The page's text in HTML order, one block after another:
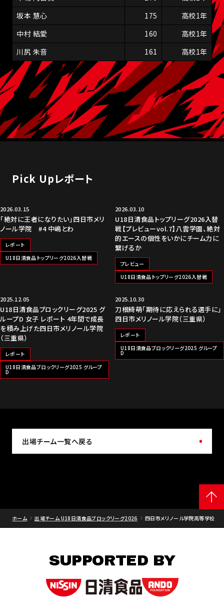
坂本 慧心
175
高校1年
中村 結愛
160
高校1年
川尻 朱音
161 高校1年
Pick Upレポート
2026.03.15
「絶対に王者になりたい」四日市メリ
ノール学院 #4 中嶋とわ
レポート
U18日清食品トップリーグ2026入替戦
2026.03.10
U18日清食品トップリーグ2026入替
戦【プレビューvol.7】八雲学園、絶対
的エースの個性をいかにチーム力に
繋げるか
プレビュー
U18日清食品トップリーグ2026入替戦
2025.12.05
U18日清食品ブロックリーグ2025 グ
ループD 女子 レポート 4年間で成長
を積み上げた四日市メリノール学院
（三重県）
レポート
U18日清食品ブロックリーグ2025 グループ
D
2025.10.30
刀根綺萌「期待に応えられる選手に」
四日市メリノール学院（三重県）
レポート
U18日清食品ブロックリーグ2025 グループ
D
出場チーム一覧へ戻る
ホーム 出場チーム U18日清食品ブロックリーグ2026 四日市メリノール学院高等学校
SUPPORTED BY